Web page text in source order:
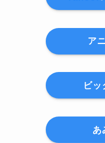
ア
ビッ
あ